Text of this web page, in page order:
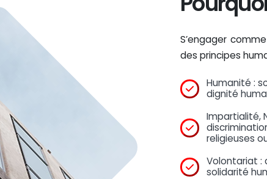
S’engager
des principes
Humanité :
dignité
Impartialité,
religieuses
Volontariat :
solidarité